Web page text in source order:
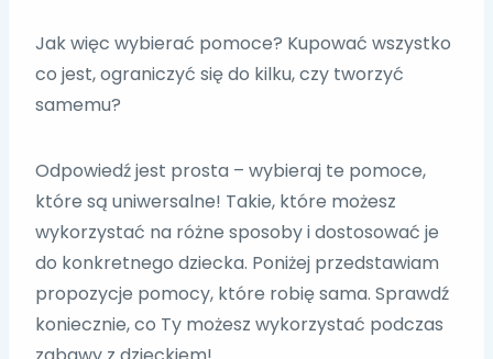
Jak więc wybierać pomoce? Kupować wszystko
co jest, ograniczyć się do kilku, czy tworzyć
samemu?
Odpowiedź jest prosta – wybieraj te pomoce,
które są uniwersalne! Takie, które możesz
wykorzystać na różne sposoby i dostosować je
do konkretnego dziecka. Poniżej przedstawiam
propozycje pomocy, które robię sama. Sprawdź
koniecznie, co Ty możesz wykorzystać podczas